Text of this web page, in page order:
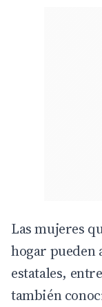
Las mujeres
hogar pueden
estatales,
también